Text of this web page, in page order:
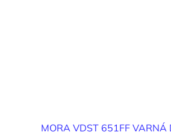
MORA VDST 651FF VARNÁ